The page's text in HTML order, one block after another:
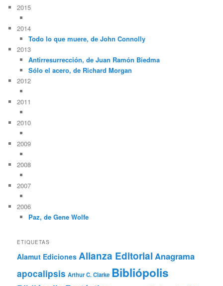
2015
2014
Todo lo que muere, de John Connolly
2013
Antirresurrección, de Juan Ramón Biedma
Sólo el acero, de Richard Morgan
2012
2011
2010
2009
2008
2007
2006
Paz, de Gene Wolfe
ETIQUETAS
Alamut Ediciones Alianza Editorial Anagrama
apocalipsis Arthur C. Clarke Bibliópolis